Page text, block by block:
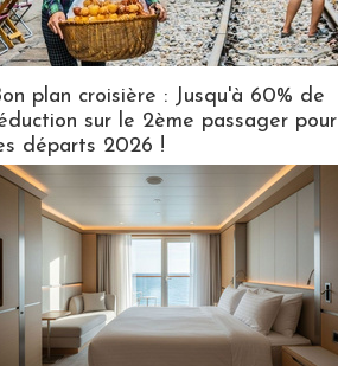
plan croisière : Jusqu'à 60% de
sur le 2ème passager pour
départs 2026 !